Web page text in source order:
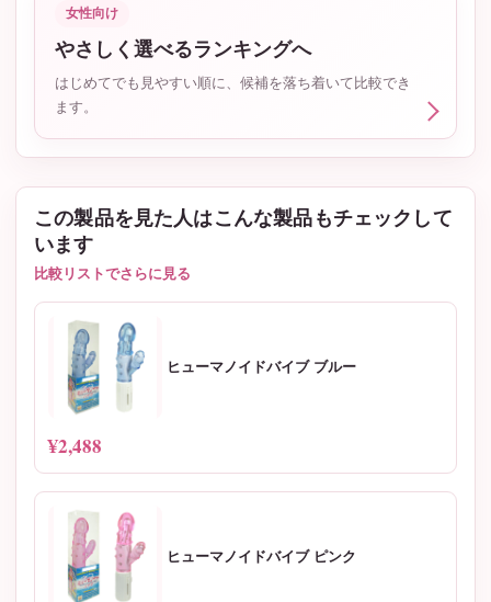
女性向け
やさしく選べるランキングへ
はじめてでも見やすい順に、候補を落ち着いて比較でき
ます。
この製品を見た人はこんな製品もチェックして
います
比較リストでさらに見る
ヒューマノイドバイブ ブルー
¥2,488
ヒューマノイドバイブ ピンク